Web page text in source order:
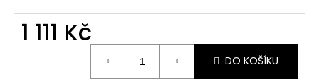
1 111 Kč
DO KOŠÍKU